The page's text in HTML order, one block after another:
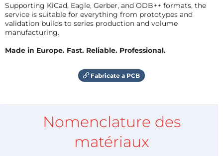
Supporting KiCad, Eagle, Gerber, and ODB++ formats, the
service is suitable for everything from prototypes and
validation builds to series production and volume
manufacturing.
Made in Europe. Fast. Reliable. Professional.
Fabricate a PCB
Nomenclature des
matériaux